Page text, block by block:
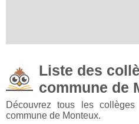
Liste des
commune de
Découvrez tous les
commune de Monteux.